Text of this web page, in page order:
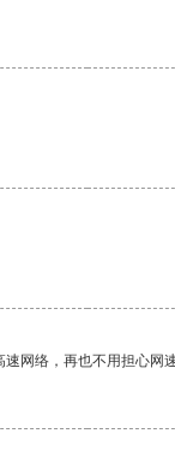
网络，再也不用担心网速